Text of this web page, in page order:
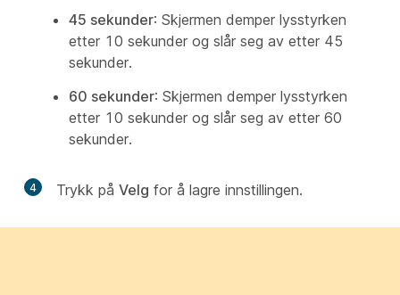
45 sekunder: Skjermen demper lysstyrken
etter 10 sekunder og slår seg av etter 45
sekunder.
60 sekunder: Skjermen demper lysstyrken
etter 10 sekunder og slår seg av etter 60
sekunder.
4 Trykk på Velg for å lagre innstillingen.